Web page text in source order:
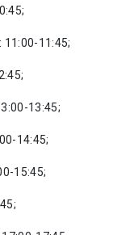
11:45;
13:45;
14:45;
15:45;